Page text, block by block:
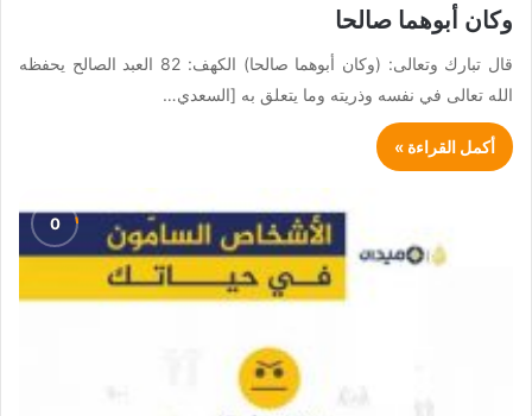
وكان أبوهما صالحا
قال تبارك وتعالى: (وكان أبوهما صالحا) الكهف: 82 العبد الصالح يحفظه
الله تعالى في نفسه وذريته وما يتعلق به [السعدي…
أكمل القراءة »